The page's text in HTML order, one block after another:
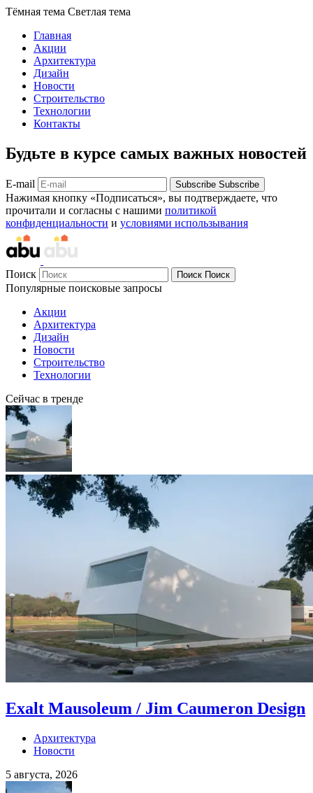
Тёмная тема Светлая тема
Главная
Акции
Архитектура
Дизайн
Новости
Строительство
Технологии
Контакты
Будьте в курсе самых важных новостей
E-mail Subscribe Subscribe
Нажимая кнопку «Подписаться», вы подтверждаете, что
прочитали и согласны с нашими политикой
конфиденциальности и условиями использывания
Поиск Поиск Поиск
Популярные поисковые запросы
Акции
Архитектура
Дизайн
Новости
Строительство
Технологии
Сейчас в тренде
Exalt Mausoleum / Jim Caumeron Design
Архитектура
Новости
5 августа, 2026